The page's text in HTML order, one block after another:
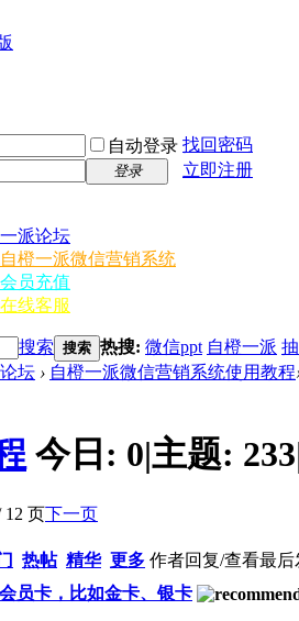
自动登录 找回密码
登录
立即注册
派论坛
自橙一派微信营销系统
员充值
线客服
搜索 搜索 热搜: 微信ppt 自橙一派
坛 › 自橙一派微信营销系统使用教程
今日: 0|主题: 233
12 页下一页
热帖 精华 更多 作者回复/查看最后
员卡，比如金卡、银卡